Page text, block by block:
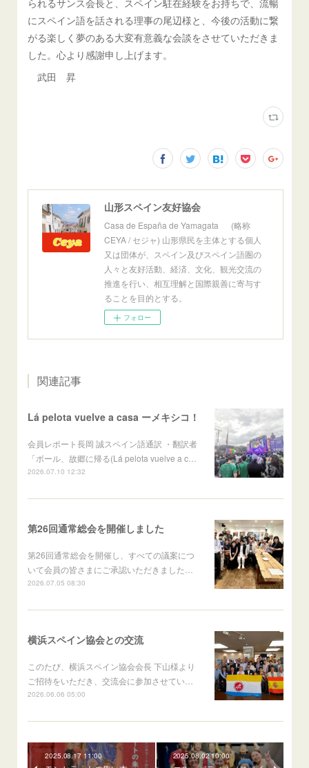
にスペイン語を話される理事の尾辺様と、今後の活動に繋
がる楽しく夢のある大変有意義な会談をさせていただきま
した。心より感謝申し上げます。
武田 昇
山形スペイン友好協会
Casa de España de Yamagata (略称
CEYA / セジャ) 山形県民を主体とする個人
又は団体が、スペイン及びスペイン語圏の
人々と友好活動、経済、文化、観光交流の
推進を行い、相互理解と国際親善に寄与す
ることを目的とする。
フォロー
関連記事
Lá pelota vuelve a casa ーメキシコ！
会員レポート長岡 誠スペイン語通訳 ・翻訳者
「ボール、故郷に帰る(Lá pelota vuelve a c…
2026.07.10 12:32
第26回通常総会を開催しました
第26回通常総会を開催し、すべての議案につ
いて会員の皆さまにご承認いただきました…
2026.07.05 08:30
横浜スペイン協会との交流
このたび、横浜スペイン協会会長 下山様より
ご招待をいただき、交流会に参加させてい…
2026.06.06 05:00
2025.08.17 11:00 2025.08.02 10:00